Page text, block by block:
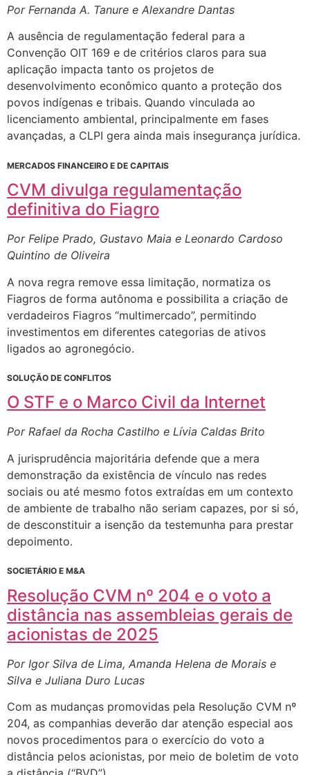
Por Fernanda A. Tanure e Alexandre Dantas
A ausência de regulamentação federal para a
Convenção OIT 169 e de critérios claros para sua
aplicação impacta tanto os projetos de
desenvolvimento econômico quanto a proteção dos
povos indígenas e tribais. Quando vinculada ao
licenciamento ambiental, principalmente em fases
avançadas, a CLPI gera ainda mais insegurança jurídica.
MERCADOS FINANCEIRO E DE CAPITAIS
CVM divulga regulamentação
definitiva do Fiagro
Por Felipe Prado, Gustavo Maia e Leonardo Cardoso
Quintino de Oliveira
A nova regra remove essa limitação, normatiza os
Fiagros de forma autônoma e possibilita a criação de
verdadeiros Fiagros “multimercado”, permitindo
investimentos em diferentes categorias de ativos
ligados ao agronegócio.
SOLUÇÃO DE CONFLITOS
O STF e o Marco Civil da Internet
Por Rafael da Rocha Castilho e Lívia Caldas Brito
A jurisprudência majoritária defende que a mera
demonstração da existência de vínculo nas redes
sociais ou até mesmo fotos extraídas em um contexto
de ambiente de trabalho não seriam capazes, por si só,
de desconstituir a isenção da testemunha para prestar
depoimento.
SOCIETÁRIO E M&A
Resolução CVM nº 204 e o voto a
distância nas assembleias gerais de
acionistas de 2025
Por Igor Silva de Lima, Amanda Helena de Morais e
Silva e Juliana Duro Lucas
Com as mudanças promovidas pela Resolução CVM nº
204, as companhias deverão dar atenção especial aos
novos procedimentos para o exercício do voto a
distância pelos acionistas, por meio de boletim de voto